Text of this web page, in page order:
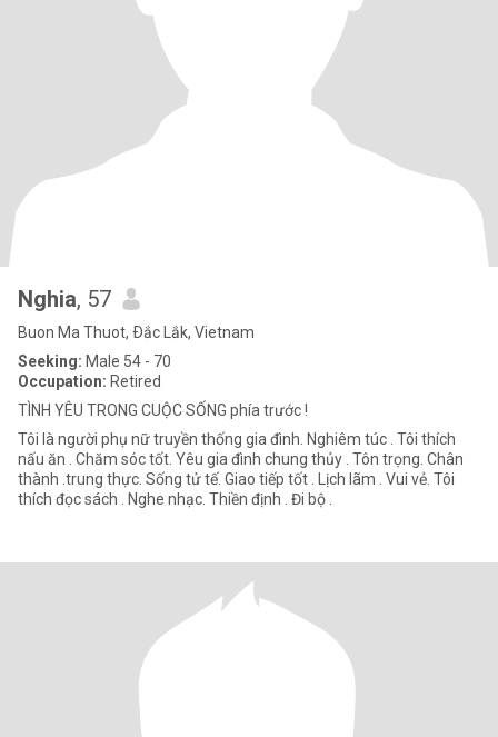
Nghia, 57
Buon Ma Thuot, Ðắc Lắk, Vietnam
Seeking: Male 54 - 70
Occupation: Retired
TÌNH YÊU TRONG CUỘC SỐNG phía trước !
Tôi là người phụ nữ truyền thống gia đình. Nghiêm túc . Tôi thích
nấu ăn . Chăm sóc tốt. Yêu gia đình chung thủy . Tôn trọng. Chân
thành .trung thực. Sống tử tế. Giao tiếp tốt . Lịch lãm . Vui vẻ. Tôi
thích đọc sách . Nghe nhạc. Thiền định . Đi bộ .